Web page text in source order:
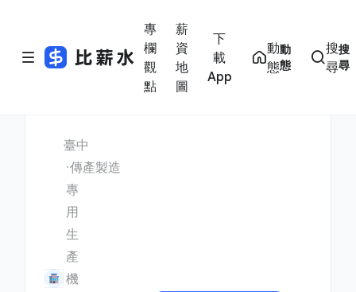
專
欄
觀
點
薪
資
地
圖
下
載
App
動
態
動
態
搜
尋
搜
尋
臺中
傳產製造
專
用
生
產
機